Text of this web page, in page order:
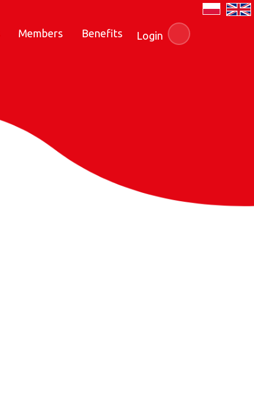
Members Benefits Login